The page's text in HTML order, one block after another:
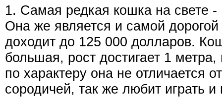
1. Самая редкая кошка на свете
Она же является и самой
доходит до 125 000 долларов.
большая, рост достигает 1
по характеру она не отличается
сородичей, так же любит играть и